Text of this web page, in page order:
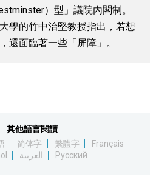
）型」議院內閣制。
學的竹中治堅教授指出，若想
還面臨著一些「屏障」。
其他語言閱讀
简体字 繁體字
Français
العربية Русский